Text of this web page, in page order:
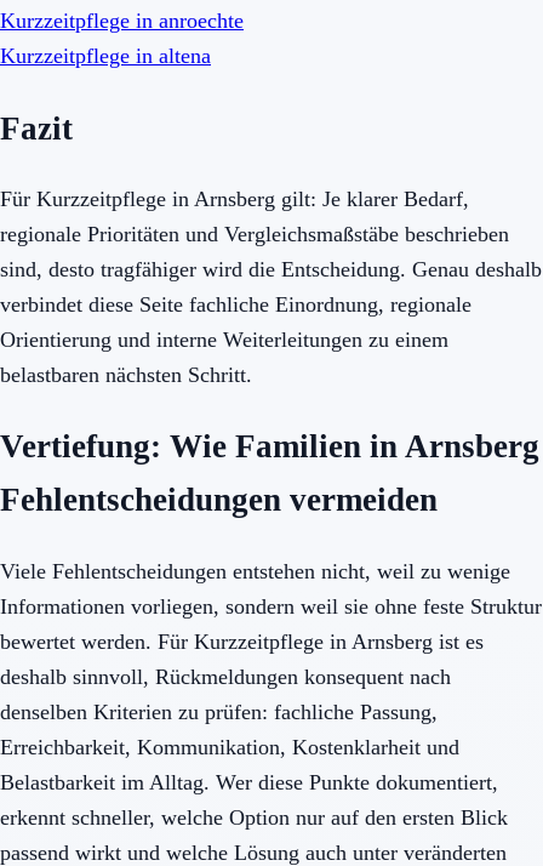
Kurzzeitpflege in anroechte
Kurzzeitpflege in altena
Fazit
Für Kurzzeitpflege in Arnsberg gilt: Je klarer Bedarf,
regionale Prioritäten und Vergleichsmaßstäbe beschrieben
sind, desto tragfähiger wird die Entscheidung. Genau deshalb
verbindet diese Seite fachliche Einordnung, regionale
Orientierung und interne Weiterleitungen zu einem
belastbaren nächsten Schritt.
Vertiefung: Wie Familien in Arnsberg
Fehlentscheidungen vermeiden
Viele Fehlentscheidungen entstehen nicht, weil zu wenige
Informationen vorliegen, sondern weil sie ohne feste Struktur
bewertet werden. Für Kurzzeitpflege in Arnsberg ist es
deshalb sinnvoll, Rückmeldungen konsequent nach
denselben Kriterien zu prüfen: fachliche Passung,
Erreichbarkeit, Kommunikation, Kostenklarheit und
Belastbarkeit im Alltag. Wer diese Punkte dokumentiert,
erkennt schneller, welche Option nur auf den ersten Blick
passend wirkt und welche Lösung auch unter veränderten